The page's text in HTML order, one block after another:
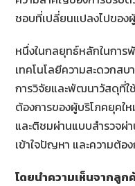
ชอบที่เปลี่ยนแปลงไปของ
หนึ่งในกลยุทธ์หลักในกา
เทคโนโลยีความสะดวกส
การวิจัยและพัฒนาวัสดุที่ใ
ต้องการของผู้บริโภคยุคใ
และติชมผ่านแบบสำรวจผ่
เข้าใจปัญหา และความต้อ
โดยนำความเห็นจากลู